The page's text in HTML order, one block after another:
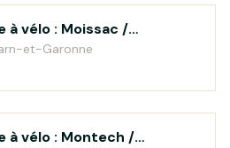
à vélo : Moissac /
et-Garonne
à vélo : Montech /